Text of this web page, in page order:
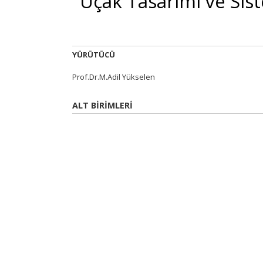
YÜRÜTÜCÜ
Prof.Dr.M.Adil Yükselen
ALT BİRİMLERİ